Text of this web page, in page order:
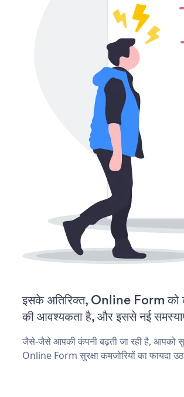
इसके अतिरिक्त, Online Form
की आवश्यकता है, और इससे नई
जैसे-जैसे आपकी कंपनी बढ़ती जा रही है, आपको
Online Form सुरक्षा कमजोरियों का फायदा